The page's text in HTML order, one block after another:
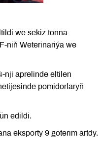
we sekiz tonna
niň Weterinariýa we
nji aprelinde eltilen
pomidorlaryň
edildi.
eksporty 9 göterim artdy.